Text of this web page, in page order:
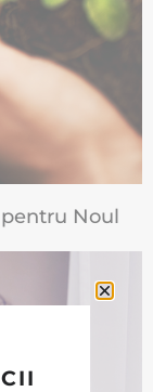
Noul